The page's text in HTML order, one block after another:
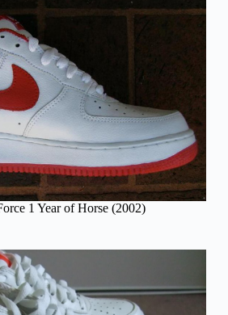
1 Year of Horse (2002)